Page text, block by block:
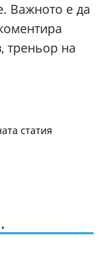
Важното е да
треньор на
статия